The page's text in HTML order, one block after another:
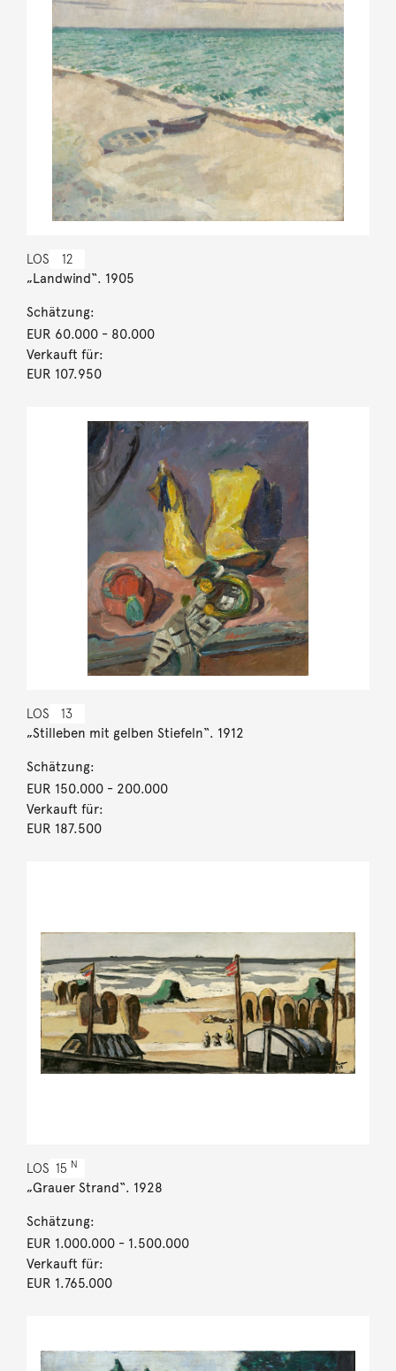
LOS 12
„Landwind“. 1905
Schätzung:
EUR 60.000- 80.000
Verkauft für:
EUR 107.950
LOS 13
„Stilleben mit gelben Stiefeln“. 1912
Schätzung:
EUR 150.000- 200.000
Verkauft für:
EUR 187.500
LOS 15 N
„Grauer Strand“. 1928
Schätzung:
EUR 1.000.000- 1.500.000
Verkauft für:
EUR 1.765.000